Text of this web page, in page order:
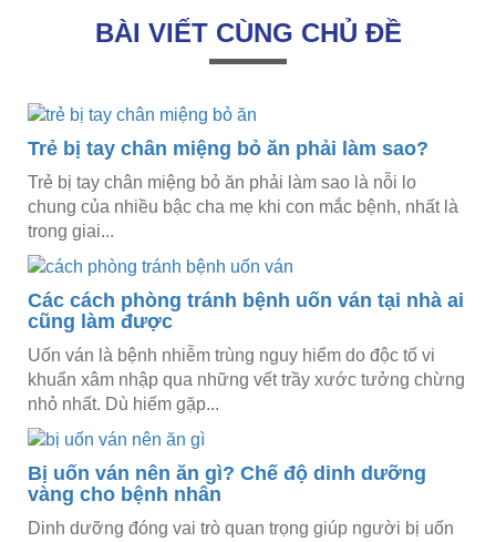
BÀI VIẾT CÙNG CHỦ ĐỀ
Trẻ bị tay chân miệng bỏ ăn phải làm sao?
Trẻ bị tay chân miệng bỏ ăn phải làm sao là nỗi lo
chung của nhiều bậc cha mẹ khi con mắc bệnh, nhất là
trong giai...
Các cách phòng tránh bệnh uốn ván tại nhà ai
cũng làm được
Uốn ván là bệnh nhiễm trùng nguy hiểm do độc tố vi
khuẩn xâm nhập qua những vết trầy xước tưởng chừng
nhỏ nhất. Dù hiếm gặp...
Bị uốn ván nên ăn gì? Chế độ dinh dưỡng
vàng cho bệnh nhân
Dinh dưỡng đóng vai trò quan trọng giúp người bị uốn